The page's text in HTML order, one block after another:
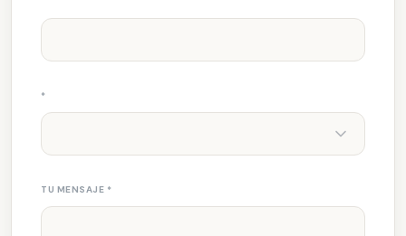
*
TU MENSAJE *